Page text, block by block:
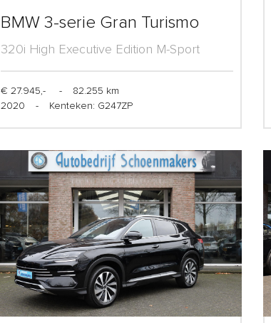
BMW 3-serie Gran Turismo
320i High Executive Edition M-Sport
€ 27.945,- -
82.255 km
2020
- Kenteken: G247ZP